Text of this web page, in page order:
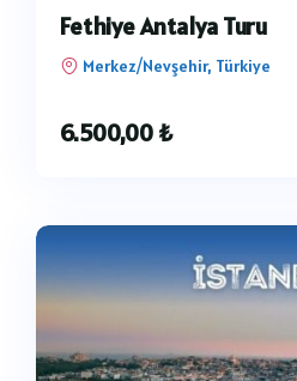
Fethiye Antalya Turu
Merkez/Nevşehir, Türkiye
6.500,00₺